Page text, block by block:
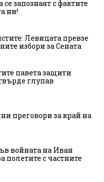
запознаят с фактите
ни!
Левицата превзе
избори за Сената
павета защити
глупав
преговори за край на
войната на Иван
с частните